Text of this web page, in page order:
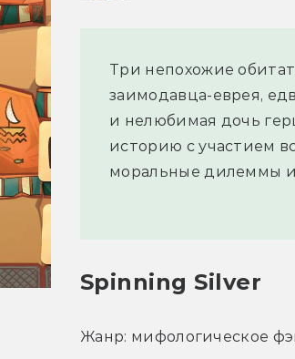
Три непохожие
заимодавца-еврея,
и нелюбимая дочь
историю с участием
моральные дилеммы и
Spinning Silver
Жанр: мифологическое